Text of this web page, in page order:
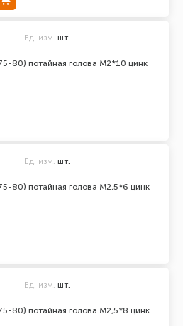
80) потайная голова М2*10 цинк
Ед. изм. шт.
80) потайная голова М2,5*6 цинк
Ед. изм. шт.
80) потайная голова М2,5*8 цинк
Ед. изм. шт.